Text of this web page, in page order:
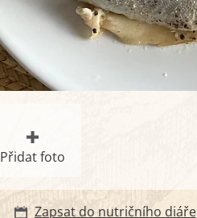
Přidat foto
Zapsat do nutričního diáře